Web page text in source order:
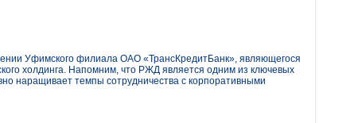
Уфимского филиала ОАО «ТрансКредитБанк», являющегося
холдинга. Напомним, что РЖД является одним из ключевых
наращивает темпы сотрудничества с корпоративными